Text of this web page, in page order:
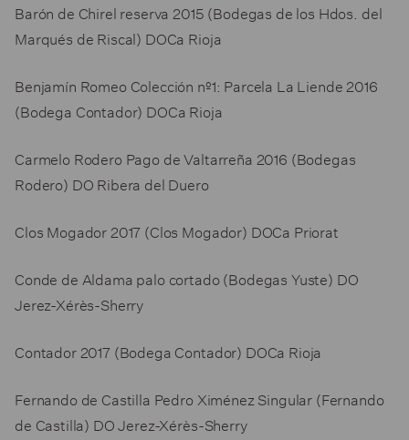
Barón de Chirel reserva 2015 (Bodegas de los Hdos. del
Marqués de Riscal) DOCa Rioja
Benjamín Romeo Colección nº1: Parcela La Liende 2016
(Bodega Contador) DOCa Rioja
Carmelo Rodero Pago de Valtarreña 2016 (Bodegas
Rodero) DO Ribera del Duero
Clos Mogador 2017 (Clos Mogador) DOCa Priorat
Conde de Aldama palo cortado (Bodegas Yuste) DO
Jerez-Xérès-Sherry
Contador 2017 (Bodega Contador) DOCa Rioja
Fernando de Castilla Pedro Ximénez Singular (Fernando
de Castilla) DO Jerez-Xérès-Sherry